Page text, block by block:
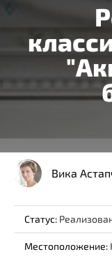
Вика
Статус:
Местоположение: